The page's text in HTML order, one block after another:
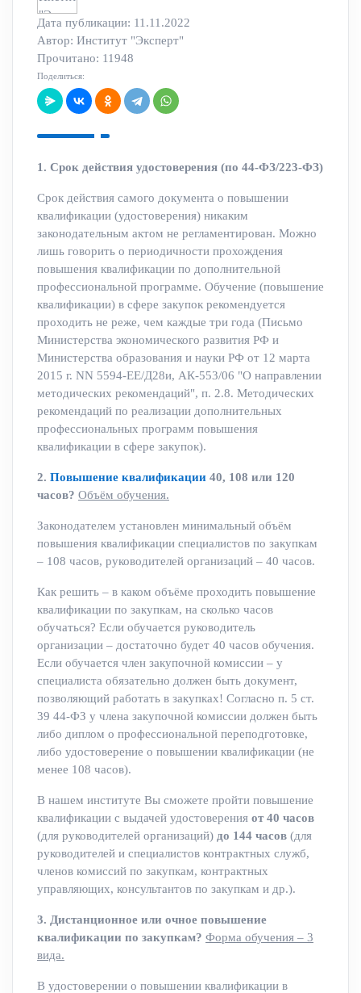
Дата публикации: 11.11.2022
Автор: Институт "Эксперт"
Прочитано: 11948
Поделиться:
1. Срок действия удостоверения (по 44-ФЗ/223-ФЗ)
Срок действия самого документа о повышении
квалификации (удостоверения) никаким
законодательным актом не регламентирован. Можно
лишь говорить о периодичности прохождения
повышения квалификации по дополнительной
профессиональной программе. Обучение (повышение
квалификации) в сфере закупок рекомендуется
проходить не реже, чем каждые три года (Письмо
Министерства экономического развития РФ и
Министерства образования и науки РФ от 12 марта
2015 г. NN 5594-ЕЕ/Д28и, АК-553/06 "О направлении
методических рекомендаций", п. 2.8. Методических
рекомендаций по реализации дополнительных
профессиональных программ повышения
квалификации в сфере закупок).
2. Повышение квалификации 40, 108 или 120
часов? Объём обучения.
Законодателем установлен минимальный объём
повышения квалификации специалистов по закупкам
– 108 часов, руководителей организаций – 40 часов.
Как решить – в каком объёме проходить повышение
квалификации по закупкам, на сколько часов
обучаться? Если обучается руководитель
организации – достаточно будет 40 часов обучения.
Если обучается член закупочной комиссии – у
специалиста обязательно должен быть документ,
позволяющий работать в закупках! Согласно п. 5 ст.
39 44-ФЗ у члена закупочной комиссии должен быть
либо диплом о профессиональной переподготовке,
либо удостоверение о повышении квалификации (не
менее 108 часов).
В нашем институте Вы сможете пройти повышение
квалификации с выдачей удостоверения от 40 часов
(для руководителей организаций) до 144 часов (для
руководителей и специалистов контрактных служб,
членов комиссий по закупкам, контрактных
управляющих, консультантов по закупкам и др.).
3. Дистанционное или очное повышение
квалификации по закупкам? Форма обучения – 3
вида.
В удостоверении о повышении квалификации в